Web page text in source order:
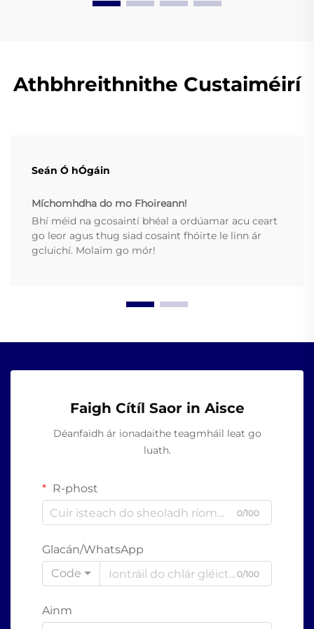
Athbhreithnithe Custaiméirí
Seán Ó hÓgáin
Míchomhdha do mo Fhoireann!
Bhí méid na gcosaintí bhéal a ordúamar acu ceart
go leor agus thug siad cosaint fhóirte le linn ár
gcluichí. Molaim go mór!
Faigh Cítíl Saor in Aisce
Déanfaidh ár ionadaithe teagmháil leat go
luath.
R-phost
0/100
Glacán/WhatsApp
Code
0/100
Ainm